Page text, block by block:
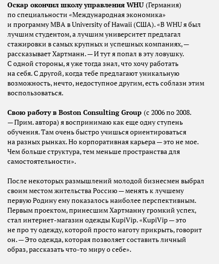
Оскар окончил школу управления WHU (Германия)
по специальности «Международная экономика»
и программу МВА в University of Hawaii (США). «В WHU я был
лучшим студентом, а лучшим университет предлагал
стажировки в самых крупных и успешных компаниях, —
рассказывает Хартманн. — И тут я попал в эту ловушку.
С одной стороны, я уже тогда знал, что хочу работать
на себя. С другой, когда тебе предлагают уникальную
возможность, нечто, недоступное другим, есть соблазн этим
воспользоваться.
Свою работу в Boston Consulting Group (с 2006 по 2008.
— Прим. автора) я воспринимаю как еще одну ступень
обучения. Там очень быстро учишься ориентироваться
на разных рынках. Но корпоративная карьера — это не мое.
Чем больше структура, тем меньше пространства для
самостоятельности».
После некоторых размышлений молодой бизнесмен выбрал
своим местом жительства Россию — менять к лучшему
первую Родину ему показалось наиболее перспективным.
Первым проектом, принесшим Хартманну громкий успех,
стал интернет-магазин одежды KupiVip. «KupiVip — это
не про ту одежду, которой просто наготу прикрыть, говорит
он. — Это одежда, которая позволяет составить личный
образ, рассказать что-то миру о себе».